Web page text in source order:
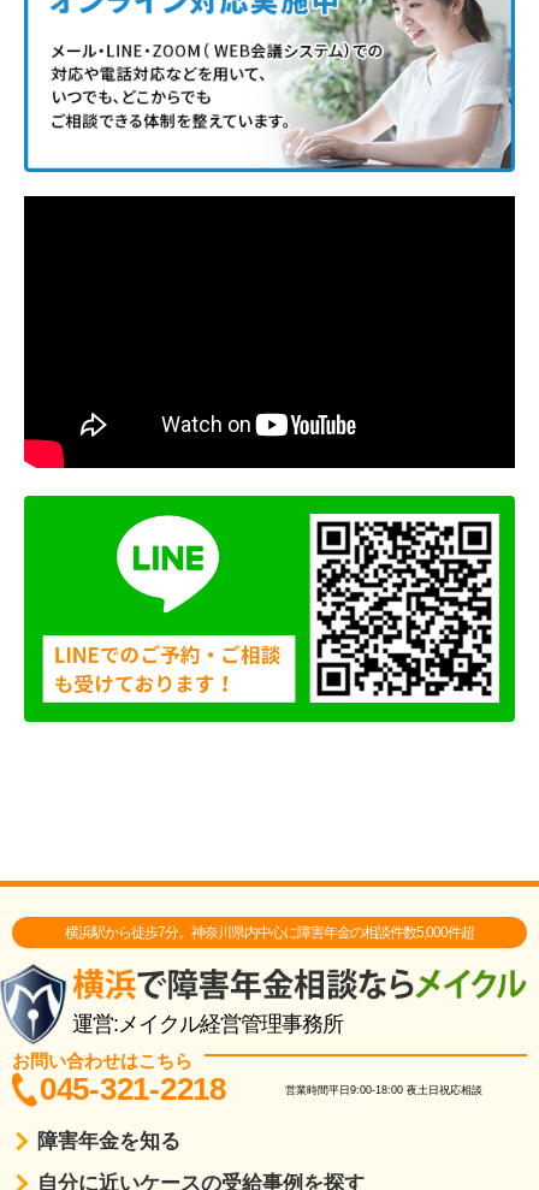
横浜駅から徒歩7分。神奈川県内中心に障害年金の相談件数5,000件超
運営:メイクル経営管理事務所
お問い合わせはこちら
045-321-2218 営業時間平日9:00-18:00夜土日祝応相談
障害年金を知る
自分に近いケースの受給事例を探す